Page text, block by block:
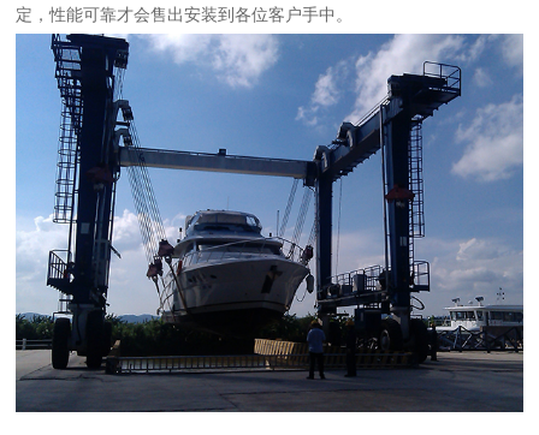
定，性能可靠才会售出安装到各位客户手中。